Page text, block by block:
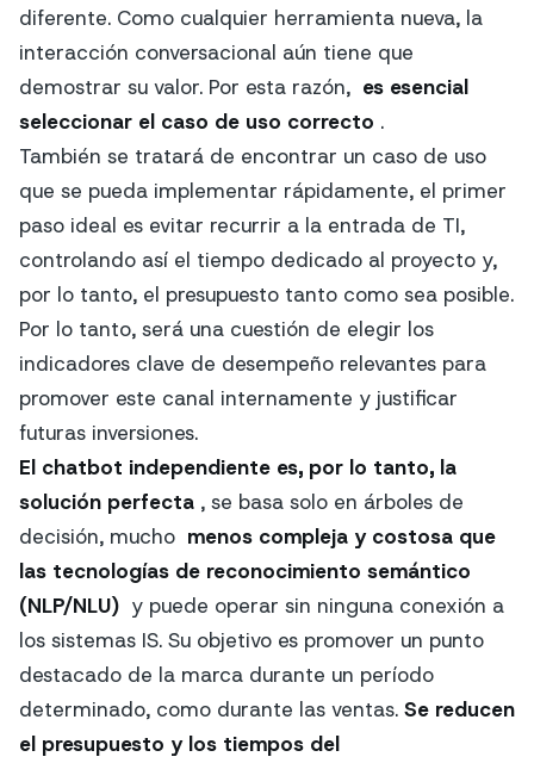
diferente. Como cualquier herramienta nueva, la
interacción conversacional aún tiene que
demostrar su valor. Por esta razón, es esencial
seleccionar el caso de uso correcto .
También se tratará de encontrar un caso de uso
que se pueda implementar rápidamente, el primer
paso ideal es evitar recurrir a la entrada de TI,
controlando así el tiempo dedicado al proyecto y,
por lo tanto, el presupuesto tanto como sea posible.
Por lo tanto, será una cuestión de elegir los
indicadores clave de desempeño relevantes para
promover este canal internamente y justificar
futuras inversiones.
El chatbot independiente es, por lo tanto, la
solución perfecta , se basa solo en árboles de
decisión, mucho menos compleja y costosa que
las tecnologías de reconocimiento semántico
(NLP/NLU) y puede operar sin ninguna conexión a
los sistemas IS. Su objetivo es promover un punto
destacado de la marca durante un período
determinado, como durante las ventas. Se reducen
el presupuesto y los tiempos del